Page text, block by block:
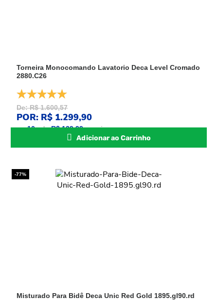
Torneira Monocomando Lavatorio Deca Level Cromado
2880.C26
De: R$ 1.600,57
POR: R$ 1.299,90
ou10xdeR$ 129,99sem juros
Adicionar ao Carrinho
-77%
Misturado Para Bidê Deca Unic Red Gold 1895.gl90.rd